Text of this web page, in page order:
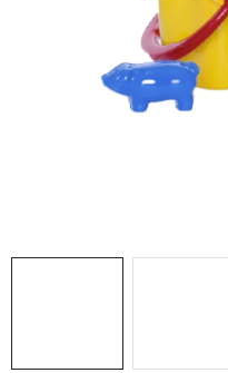
Náš príbeh od začiatku
Hodnotenie obchodu
Vrátenie, výmena tovaru